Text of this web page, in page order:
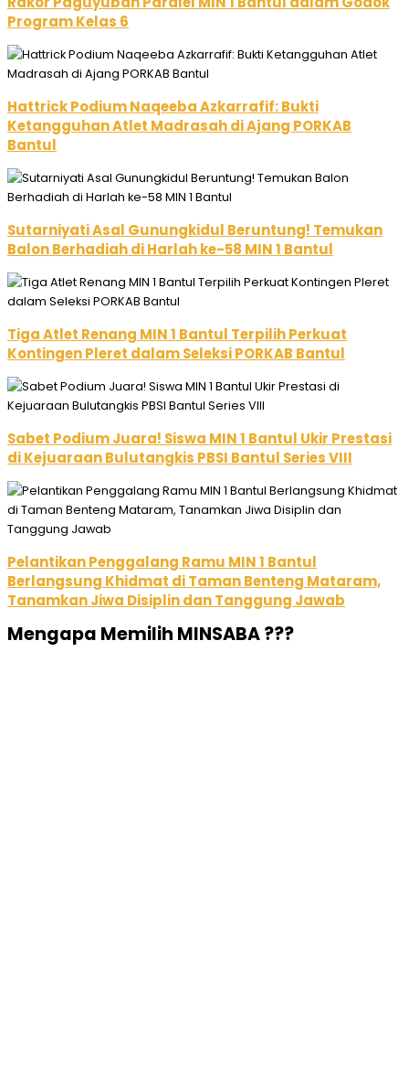
Program Kelas 6
Hattrick Podium Naqeeba Azkarrafif: Bukti
Ketangguhan Atlet Madrasah di Ajang PORKAB
Bantul
Sutarniyati Asal Gunungkidul Beruntung! Temukan
Balon Berhadiah di Harlah ke-58 MIN 1 Bantul
Tiga Atlet Renang MIN 1 Bantul Terpilih Perkuat
Kontingen Pleret dalam Seleksi PORKAB Bantul
Sabet Podium Juara! Siswa MIN 1 Bantul Ukir Prestasi
di Kejuaraan Bulutangkis PBSI Bantul Series VIII
Pelantikan Penggalang Ramu MIN 1 Bantul
Berlangsung Khidmat di Taman Benteng Mataram,
Tanamkan Jiwa Disiplin dan Tanggung Jawab
Mengapa Memilih MINSABA ???